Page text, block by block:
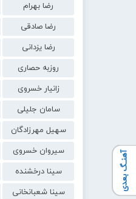
رضا بهرام
رضا صادقی
رضا یزدانی
روزبه حصاری
زانیار خسروی
سامان جلیلی
سهیل مهرزادگان
سیروان خسروی
سینا درخشنده
سینا شعبانخانی
آهنـگ بعدی